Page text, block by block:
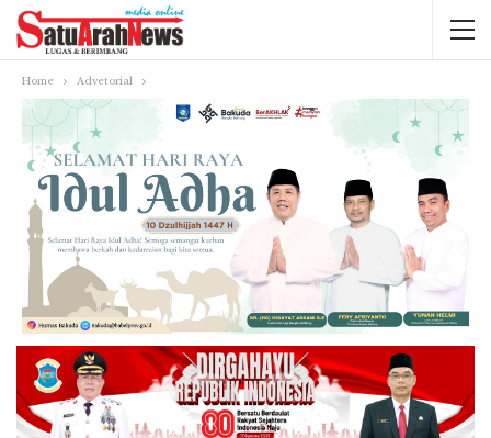
Home Advetorial